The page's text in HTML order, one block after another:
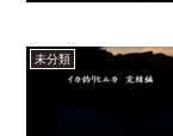
未分類